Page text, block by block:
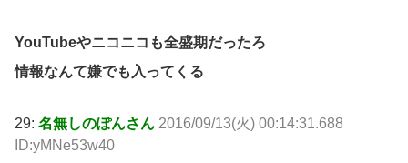
YouTubeやニコニコも全盛期だったろ
情報なんて嫌でも入ってくる
29: 名無しのぽんさん 2016/09/13(火) 00:14:31.688
ID:yMNe53w40